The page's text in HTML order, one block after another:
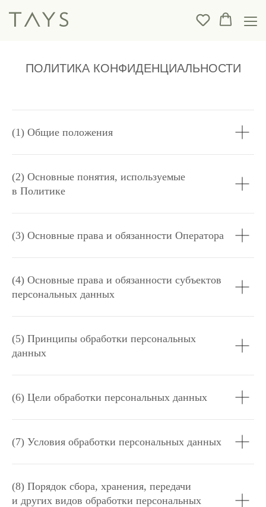
ПОЛИТИКА КОНФИДЕНЦИАЛЬНОСТИ
(1) Общие положения
(2) Основные понятия, используемые
в Политике
(3) Основные права и обязанности Оператора
(4) Основные права и обязанности субъектов
персональных данных
(5) Принципы обработки персональных
данных
(6) Цели обработки персональных данных
(7) Условия обработки персональных данных
(8) Порядок сбора, хранения, передачи
и других видов обработки персональных